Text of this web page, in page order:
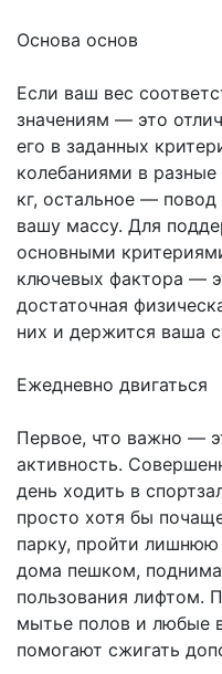
Основа основ
Если ваш вес
значениям — это
его в заданных
колебаниями в
кг, остальное —
вашу массу. Для
основными
ключевых фактора —
достаточная
них и держится ваша
Ежедневно двигаться
Первое, что важно —
активность.
день ходить в
просто хотя бы
парку, пройти
дома пешком,
пользования лифтом.
мытье полов и любые
помогают сжигать